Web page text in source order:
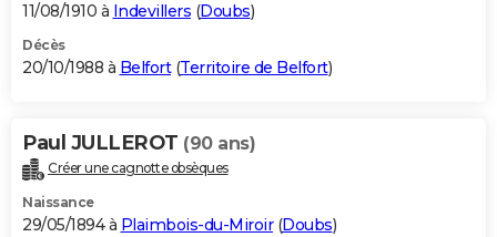
11/08/1910 à Indevillers (Doubs)
Décès
20/10/1988 à Belfort(Territoire de Belfort)
Paul JULLEROT (90 ans)
Créer une cagnotte obsèques
Naissance
29/05/1894 à Plaimbois-du-Miroir(Doubs)